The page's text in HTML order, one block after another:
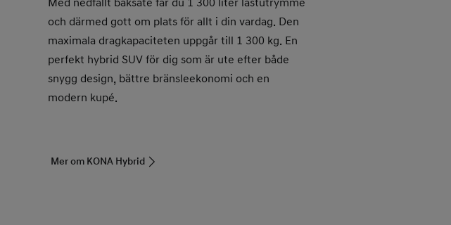
Med nedfällt baksäte får du 1 300 liter lastutrymme
och därmed gott om plats för allt i din vardag. Den
maximala dragkapaciteten uppgår till 1 300 kg. En
perfekt hybrid SUV för dig som är ute efter både
snygg design, bättre bränsleekonomi och en
modern kupé.
Mer om KONA Hybrid